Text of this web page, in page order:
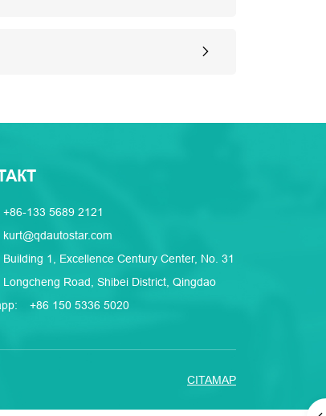
+86-133 5689 2121
kurt@qdautostar.com
Building 1, Excellence Century Center, No. 31
Longcheng Road, Shibei District, Qingdao
+86 150 5336 5020
CITAMAP